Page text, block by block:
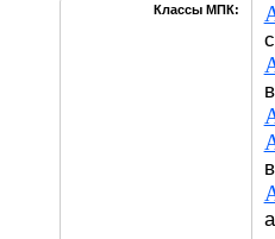
Классы МПК: